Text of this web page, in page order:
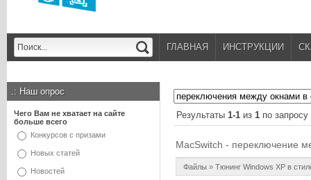
ГЛАВНАЯ ИНСТРУКЦИИ
.: Наш опрос
Чего Вам не хватает на сайте
больше всего
Конкурсов с призами
Новых статей
Новостей
Результаты 1-1 из 1 по запросу
MacSwitch - переключение
Файлы » Тюнинг Windows XP в